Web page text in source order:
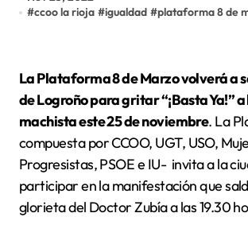
#ccoo la rioja #igualdad #plataforma 8 de
La Plataforma 8 de Marzo volverá a salir a las calles
de Logroño para gritar “¡Basta Ya!”
machista este 25 de noviembre. La
compuesta por CCOO, UGT, USO,
Progresistas, PSOE e IU- invita a la
participar en la manifestación que
glorieta del Doctor Zubía a las 19.30